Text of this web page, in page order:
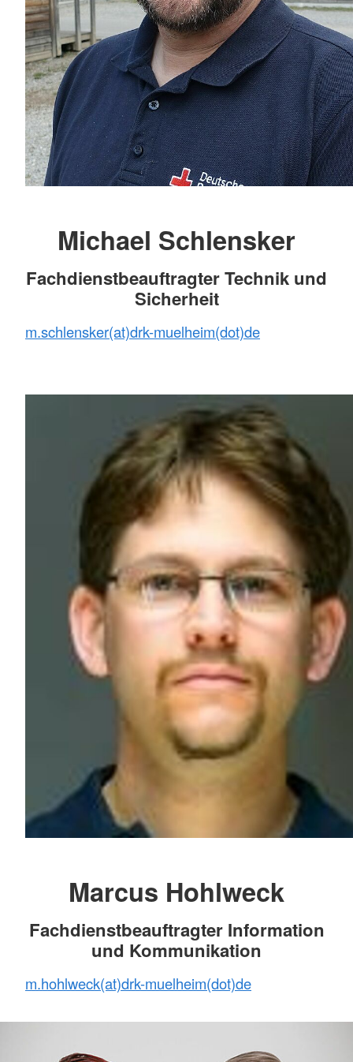
Michael Schlensker
Fachdienstbeauftragter Technik und
Sicherheit
m.schlensker(at)drk-muelheim(dot)de
Marcus Hohlweck
Fachdienstbeauftragter Information
und Kommunikation
m.hohlweck(at)drk-muelheim(dot)de